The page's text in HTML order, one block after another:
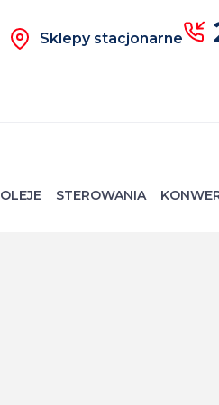
Sklepy stacjonarne
OLEJE STEROWANIA